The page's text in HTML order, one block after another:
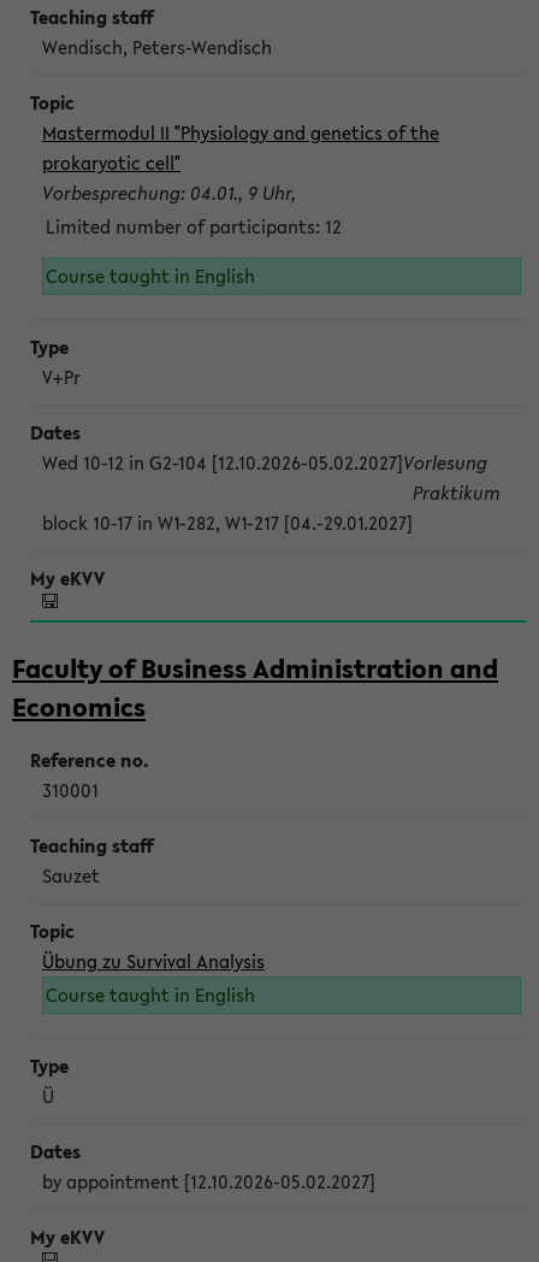
Wendisch, Peters-Wendisch
Mastermodul II "Physiology and genetics of the
prokaryotic cell"
Vorbesprechung: 04.01., 9 Uhr,
Limited number of participants: 12
Course taught in English
V+Pr
Wed 10-12 in G2-104 [12.10.2026-05.02.2027]Vorlesung
block 10-17 in W1-282, W1-217 [04.-29.01.2027]
Praktikum
Faculty of Business Administration and
Economics
310001
Sauzet
Übung zu Survival Analysis
Course taught in English
Ü
by appointment [12.10.2026-05.02.2027]